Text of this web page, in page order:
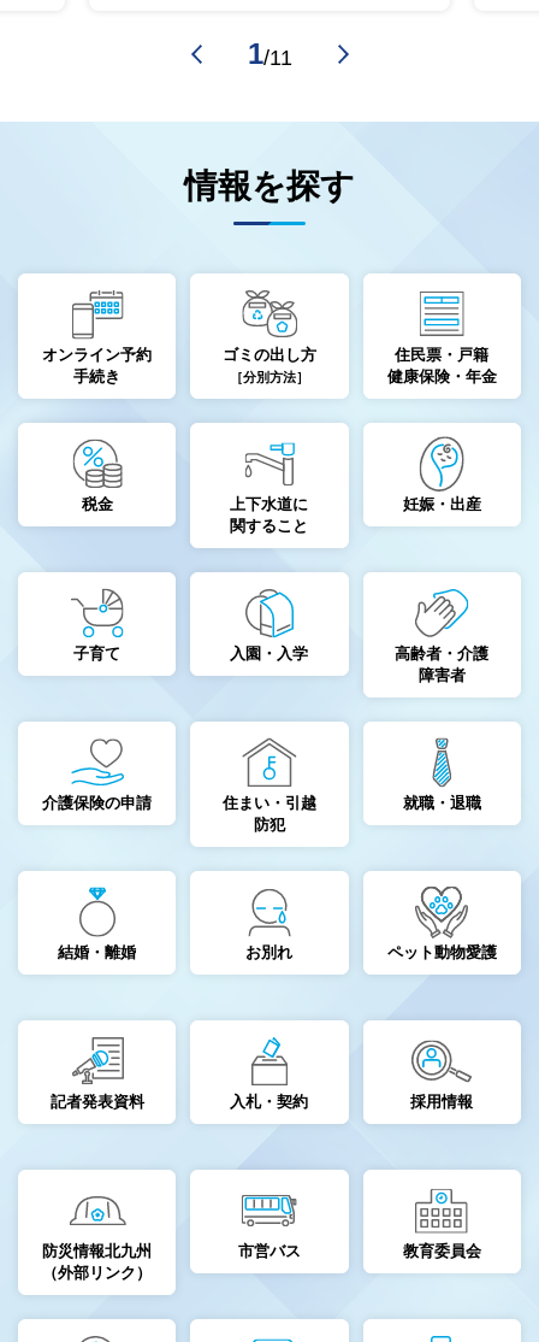
1/11
情報を探す
オンライン予約
手続き
ゴミの出し方
［分別方法］
住民票・戸籍
健康保険・年金
税金
上下水道に
関すること
妊娠・出産
子育て 入園・入学
高齢者・介護
障害者
介護保険の申請
住まい・引越
防犯
就職・退職
結婚・離婚 お別れ ペット動物愛護
記者発表資料 入札・契約 採用情報
防災情報北九州
（外部リンク）
市営バス 教育委員会